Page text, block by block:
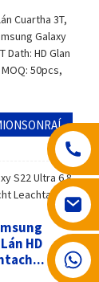
Cuartha 3T,
Galaxy
Dath: HD Glan
50pcs,
HD